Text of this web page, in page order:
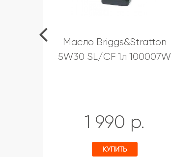
Масло Briggs&Stratton
5W30 SL/CF 1л 100007W
1 990 р.
КУПИТЬ